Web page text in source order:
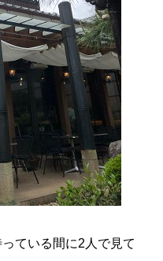
ている間に2人で見て